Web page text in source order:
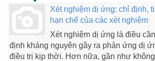
Xét nghiệm dị ứng: chỉ định,
hạn chế của các xét nghiệm
Xét nghiệm dị ứng là điều
định kháng nguyên gây ra phản ứng dị
điều trị kịp thời. Hơn nữa, gần như